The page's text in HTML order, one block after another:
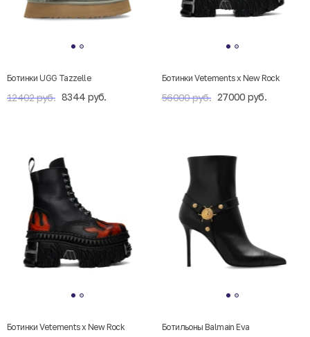
Ботинки UGG Tazzelle
12402 руб. 8344 руб.
Ботинки Vetements x New Rock
56000 руб. 27000 руб.
Ботинки Vetements x New Rock Ботильоны Balmain Eva